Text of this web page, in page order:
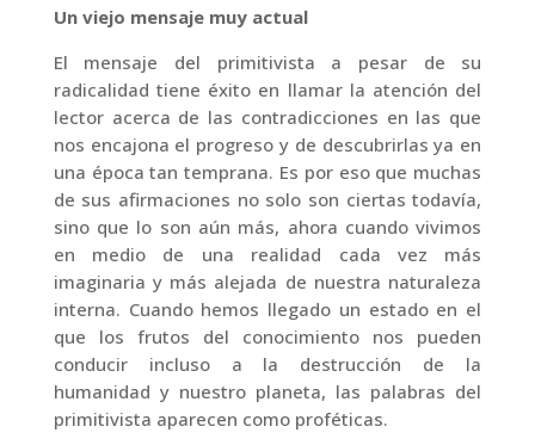
Un viejo mensaje muy actual
El mensaje del primitivista a pesar de su
radicalidad tiene éxito en llamar la atención del
lector acerca de las contradicciones en las que
nos encajona el progreso y de descubrirlas ya en
una época tan temprana. Es por eso que muchas
de sus afirmaciones no solo son ciertas todavía,
sino que lo son aún más, ahora cuando vivimos
en medio de una realidad cada vez más
imaginaria y más alejada de nuestra naturaleza
interna. Cuando hemos llegado un estado en el
que los frutos del conocimiento nos pueden
conducir incluso a la destrucción de la
humanidad y nuestro planeta, las palabras del
primitivista aparecen como proféticas.